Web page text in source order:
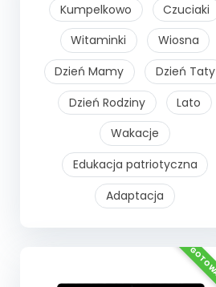
Kumpelkowo
Czuciaki
Witaminki
Wiosna
Dzień Mamy
Dzień Taty
Dzień Rodziny
Lato
Wakacje
Edukacja patriotyczna
Adaptacja